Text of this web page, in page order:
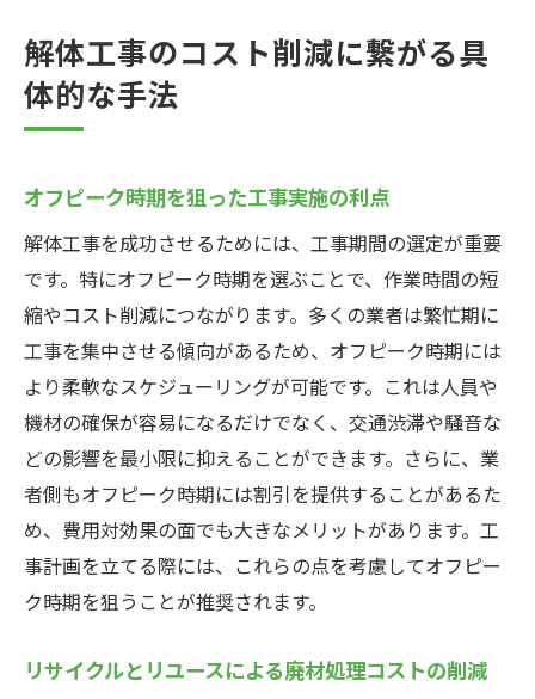
解体工事のコスト削減に繋がる具
体的な手法
オフピーク時期を狙った工事実施の利点
解体工事を成功させるためには、工事期間の選定が重要
です。特にオフピーク時期を選ぶことで、作業時間の短
縮やコスト削減につながります。多くの業者は繁忙期に
工事を集中させる傾向があるため、オフピーク時期には
より柔軟なスケジューリングが可能です。これは人員や
機材の確保が容易になるだけでなく、交通渋滞や騒音な
どの影響を最小限に抑えることができます。さらに、業
者側もオフピーク時期には割引を提供することがあるた
め、費用対効果の面でも大きなメリットがあります。工
事計画を立てる際には、これらの点を考慮してオフピー
ク時期を狙うことが推奨されます。
リサイクルとリユースによる廃材処理コストの削減